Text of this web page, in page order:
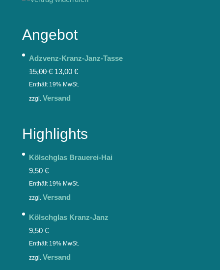
Angebot
Adzvenz-Kranz-Janz-Tasse
15,00€ 13,00 €
Enthält 19% MwSt.
zzgl. Versand
Highlights
Kölschglas Brauerei-Hai
9,50 €
Enthält 19% MwSt.
zzgl. Versand
Kölschglas Kranz-Janz
9,50 €
Enthält 19% MwSt.
zzgl. Versand